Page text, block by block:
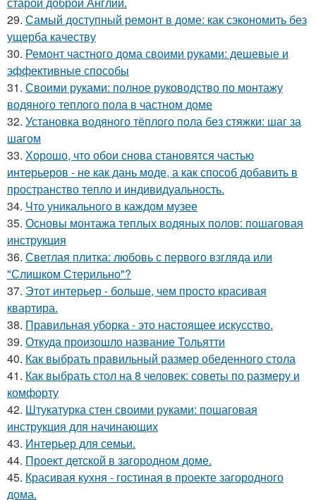
29. Самый доступный ремонт в доме: как сэкономить без
ущерба качеству
30. Ремонт частного дома своими руками: дешевые и
эффективные способы
31. Своими руками: полное руководство по монтажу
водяного теплого пола в частном доме
32. Установка водяного тёплого пола без стяжки: шаг за
шагом
33. Хорошо, что обои снова становятся частью
интерьеров - не как дань моде, а как способ добавить в
пространство тепло и индивидуальность.
34. Что уникального в каждом музее
35. Основы монтажа теплых водяных полов: пошаговая
инструкция
36. Светлая плитка: любовь с первого взгляда или
"Слишком Стерильно"?
37. Этот интерьер - больше, чем просто красивая
квартира.
38. Правильная уборка - это настоящее искусство.
39. Откуда произошло название Тольятти
40. Как выбрать правильный размер обеденного стола
41. Как выбрать стол на 8 человек: советы по размеру и
комфорту
42. Штукатурка стен своими руками: пошаговая
инструкция для начинающих
43. Интерьер для семьи.
44. Проект детской в загородном доме.
45. Красивая кухня - гостиная в проекте загородного
дома.